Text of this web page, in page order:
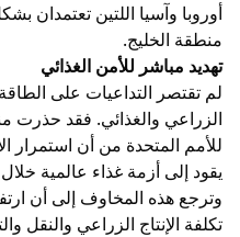
أوروبا وآسيا اللتين تعتمدان
منطقة الخليج.
تهديد مباشر للأمن الغذائي
لم تقتصر التداعيات على
الزراعي والغذائي. فقد حذرت
للأمم المتحدة من أن
يقود إلى أزمة غذاء عالمية خلال
وترجع هذه المخاوف إلى أن
تكلفة الإنتاج الزراعي والنقل